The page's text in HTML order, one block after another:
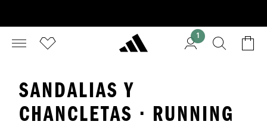
1
SANDALIAS Y
CHANCLETAS · RUNNING